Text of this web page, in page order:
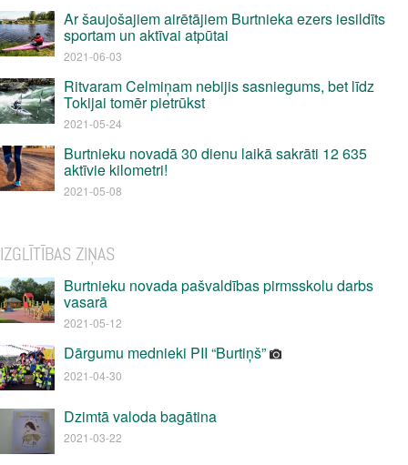
Ar šaujošajiem airētājiem Burtnieka ezers iesildīts
sportam un aktīvai atpūtai
2021-06-03
Ritvaram Celmiņam nebijis sasniegums, bet līdz
Tokijai tomēr pietrūkst
2021-05-24
Burtnieku novadā 30 dienu laikā sakrāti 12 635
aktīvie kilometri!
2021-05-08
IZGLĪTĪBAS ZIŅAS
Burtnieku novada pašvaldības pirmsskolu darbs
vasarā
2021-05-12
Dārgumu mednieki PII “Burtiņš”
2021-04-30
Dzimtā valoda bagātina
2021-03-22